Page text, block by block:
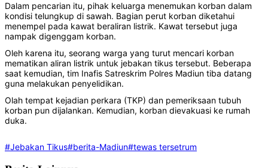
Dalam pencarian itu, pihak keluarga menemukan korban dalam
kondisi telungkup di sawah. Bagian perut korban diketahui
menempel pada kawat beraliran listrik. Kawat tersebut juga
nampak digenggam korban.
Oleh karena itu, seorang warga yang turut mencari korban
mematikan aliran listrik untuk jebakan tikus tersebut. Beberapa
saat kemudian, tim Inafis Satreskrim Polres Madiun tiba datang
guna melakukan penyelidikan.
Olah tempat kejadian perkara (TKP) dan pemeriksaan tubuh
korban pun dijalankan. Kemudian, korban dievakuasi ke rumah
duka.
#Jebakan Tikus#berita-Madiun#tewas tersetrum